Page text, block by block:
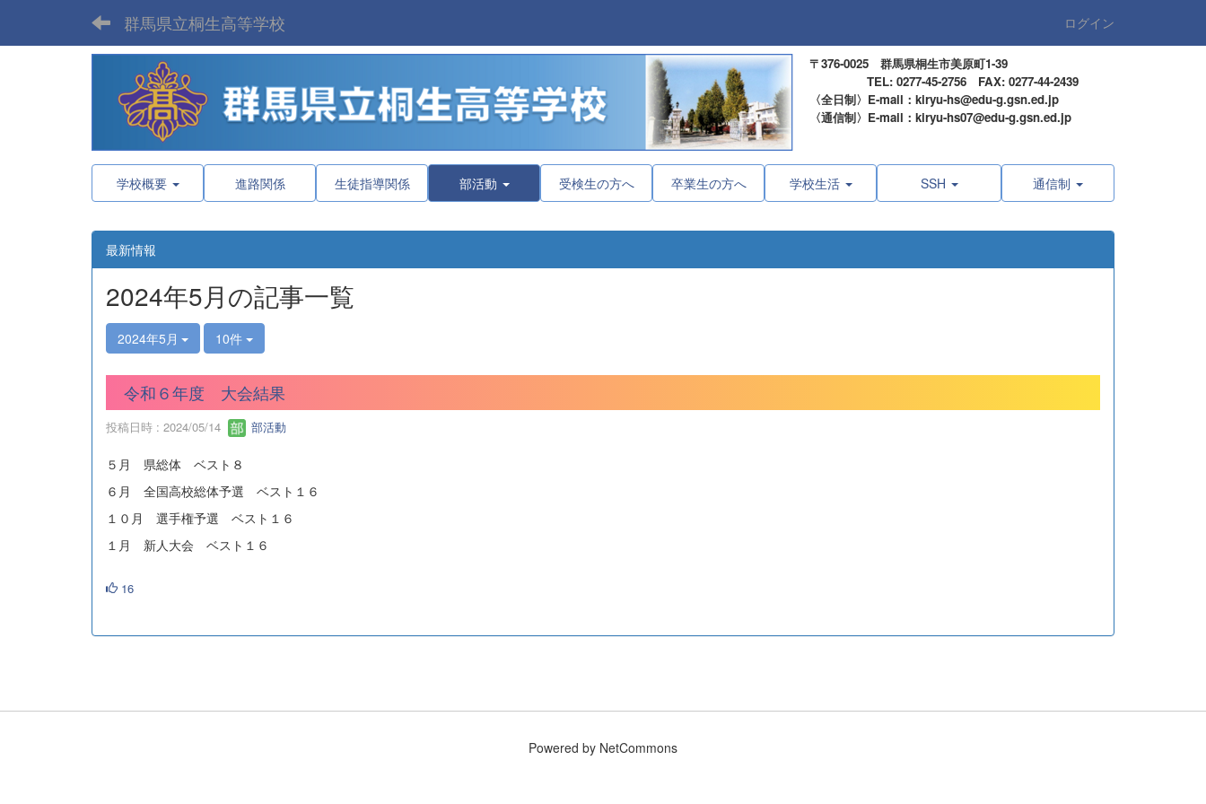
群馬県立桐生高等学校 ログイン
〒376-0025 群馬県桐生市美原町1-39
TEL: 0277-45-2756 FAX: 0277-44-2439
〈全日制〉E-mail：kiryu-hs@edu-g.gsn.ed.jp
〈通信制〉E-mail：kiryu-hs07@edu-g.gsn.ed.jp
学校概要 進路関係 生徒指導関係 部活動 受検生の方へ 卒業生の方へ 学校生活 SSH 通信制
最新情報
2024年5月の記事一覧
2024年5月 10件
令和６年度 大会結果
投稿日時 : 2024/05/14 部活動
５月 県総体 ベスト８
６月 全国高校総体予選 ベスト１６
１０月 選手権予選 ベスト１６
１月 新人大会 ベスト１６
16
Powered by NetCommons